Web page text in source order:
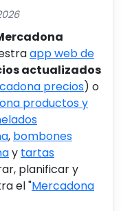
app web de
actualizados
precios) o
productos y
, bombones
y tartas
planificar y
el "Mercadona